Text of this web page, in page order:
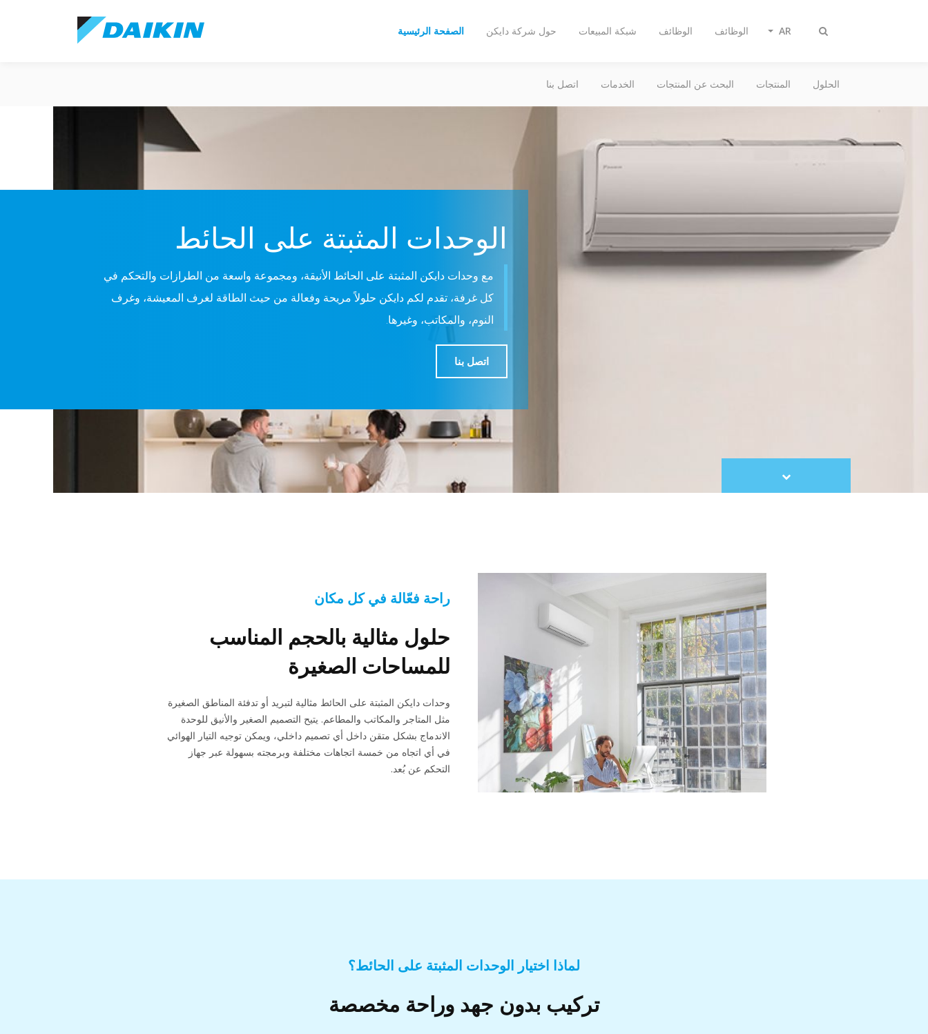
Toggle
الصفحة الرئيسية حول شركة دايكن شبكة المبيعات الوظائف الوظائف AR
الحلول المنتجات البحث عن المنتجات الخدمات اتصل بنا
الوحدات المثبتة على الحائط
مع وحدات دايكن المثبتة على الحائط الأنيقة، ومجموعة واسعة من الطرازات والتحكم في
كل غرفة، تقدم لكم دايكن حلولاً مريحة وفعالة من حيث الطاقة لغرف المعيشة، وغرف
النوم، والمكاتب، وغيرها.
اتصل بنا
Scroll
to
راحة فعّالة في كل مكان
حلول مثالية بالحجم المناسب
للمساحات الصغيرة
وحدات دايكن المثبتة على الحائط مثالية لتبريد أو تدفئة المناطق الصغيرة
مثل المتاجر والمكاتب والمطاعم. يتيح التصميم الصغير والأنيق للوحدة
الاندماج بشكل متقن داخل أي تصميم داخلي، ويمكن توجيه التيار الهوائي
في أي اتجاه من خمسة اتجاهات مختلفة وبرمجته بسهولة عبر جهاز
التحكم عن بُعد.
لماذا اختيار الوحدات المثبتة على الحائط؟
تركيب بدون جهد وراحة مخصصة